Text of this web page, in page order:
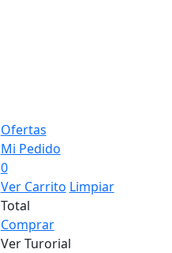
Ofertas
Mi Pedido
0
Ver Carrito Limpiar
Total
Comprar
Ver Turorial